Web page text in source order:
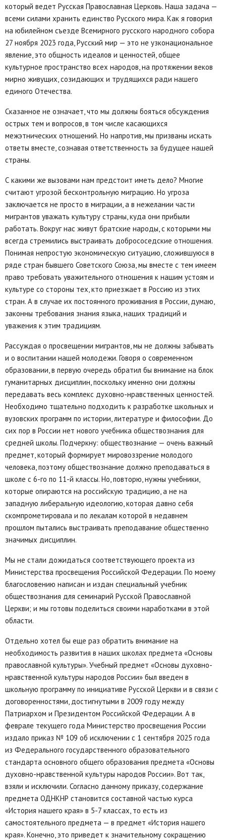
который ведет Русская Православная Церковь. Наша задача —
всеми силами хранить единство Русского мира. Как я говорил
на юбилейном съезде Всемирного русского народного собора
27 ноября 2023 года, Русский мир — это не узконациональное
явление, это общность идеалов и ценностей, общее
культурное пространство всех народов, на протяжении веков
мирно живущих, созидающих и трудящихся ради нашего
единого Отечества.
Сказанное не означает, что мы должны бояться обсуждения
острых тем и вопросов, в том числе касающихся
межэтнических отношений. Но напротив, мы призваны искать
ответы вместе, сознавая ответственность за будущее нашей
страны.
С какими же вызовами нам предстоит иметь дело? Многие
считают угрозой бесконтрольную миграцию. Но угроза
заключается не просто в миграции, а в нежелании части
мигрантов уважать культуру страны, куда они прибыли
работать. Вокруг нас живут братские народы, с которыми мы
всегда стремились выстраивать добрососедские отношения.
Понимая непростую экономическую ситуацию, сложившуюся в
ряде стран бывшего Советского Союза, мы вместе с тем имеем
право требовать уважительного отношения к нашим устоям и
культуре со стороны тех, кто приезжает в Россию из этих
стран. А в случае их постоянного проживания в России, думаю,
законны требования знания языка, наших традиций и
уважения к этим традициям.
Рассуждая о просвещении мигрантов, мы не должны забывать
и о воспитании нашей молодежи. Говоря о современном
образовании, в первую очередь обратил бы внимание на блок
гуманитарных дисциплин, поскольку именно они должны
передавать весь комплекс духовно-нравственных ценностей.
Необходимо тщательно подходить к разработке школьных и
вузовских программ по истории, литературе и философии. До
сих пор в России нет нового учебника обществознания для
средней школы. Подчеркну: обществознание — очень важный
предмет, который формирует мировоззрение молодого
человека, поэтому обществознание должно преподаваться в
школе с 6-го по 11-й классы. Но, повторю, нужны учебники,
которые опираются на российскую традицию, а не на
западную либеральную идеологию, которая давно себя
скомпрометировала и по лекалам которой в недавнем
прошлом пытались выстраивать преподавание общественно
значимых дисциплин.
Мы не стали дожидаться соответствующего проекта из
Министерства просвещения Российской Федерации. По моему
благословению написан и издан специальный учебник
обществознания для семинарий Русской Православной
Церкви; и мы готовы поделиться своими наработками в этой
области.
Отдельно хотел бы еще раз обратить внимание на
необходимость развития в наших школах предмета «Основы
православной культуры». Учебный предмет «Основы духовно-
нравственной культуры народов России» был введен в
школьную программу по инициативе Русской Церкви и в связи с
договоренностями, достигнутыми в 2009 году между
Патриархом и Президентом Российской Федерации. А в
феврале текущего года Министерство просвещения России
издало приказ № 109 об исключении с 1 сентября 2025 года
из Федерального государственного образовательного
стандарта основного общего образования предмета «Основы
духовно-нравственной культуры народов России». Вот так,
взяли и исключили. Согласно данному приказу, содержание
предмета ОДНКНР становится составной частью курса
«История нашего края» в 5-7 классах, то есть из
самостоятельного предмета — в предмет «История нашего
края». Конечно, это приведет к значительному сокращению